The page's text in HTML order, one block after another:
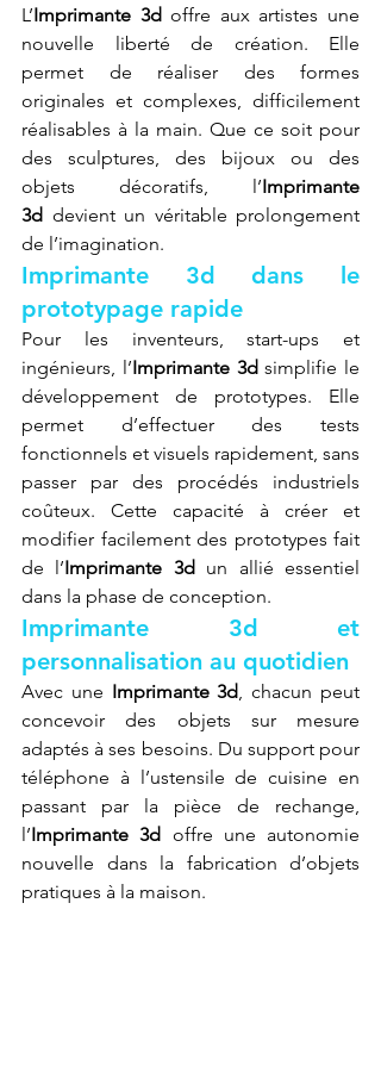
L’Imprimante 3d offre aux artistes une
nouvelle liberté de création. Elle
permet de réaliser des formes
originales et complexes, difficilement
réalisables à la main. Que ce soit pour
des sculptures, des bijoux ou des
objets décoratifs, l’Imprimante
3d devient un véritable prolongement
de l’imagination.
Imprimante 3d dans le
prototypage rapide
Pour les inventeurs, start-ups et
ingénieurs, l’Imprimante 3d simplifie le
développement de prototypes. Elle
permet d’effectuer des tests
fonctionnels et visuels rapidement, sans
passer par des procédés industriels
coûteux. Cette capacité à créer et
modifier facilement des prototypes fait
de l’Imprimante 3d un allié essentiel
dans la phase de conception.
Imprimante 3d et
personnalisation au quotidien
Avec une Imprimante 3d, chacun peut
concevoir des objets sur mesure
adaptés à ses besoins. Du support pour
téléphone à l’ustensile de cuisine en
passant par la pièce de rechange,
l’Imprimante 3d offre une autonomie
nouvelle dans la fabrication d’objets
pratiques à la maison.